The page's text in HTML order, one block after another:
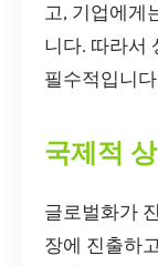
고, 기업에게
니다. 따라서
필수적입니
국제적
글로벌화가
장에 진출하